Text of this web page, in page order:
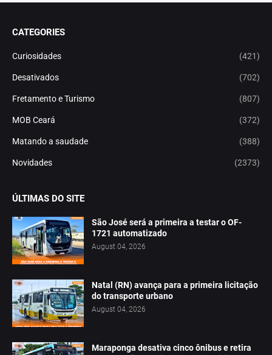
CATEGORIES
Curiosidades (421)
Desativados (702)
Fretamento e Turismo (807)
MOB Ceará (372)
Matando a saudade (388)
Novidades (2373)
ÚLTIMAS DO SITE
São José será a primeira a testar o OF-
1721 automatizado
August 04, 2026
Natal (RN) avança para a primeira licitação
do transporte urbano
August 04, 2026
Maraponga desativa cinco ônibus e retira